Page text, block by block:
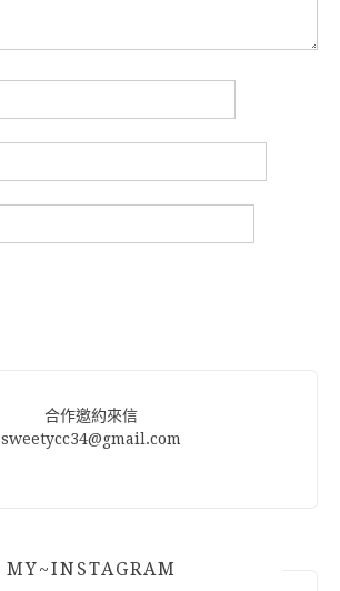
合作邀約來信
sweetycc34@gmail.com
MY~INSTAGRAM